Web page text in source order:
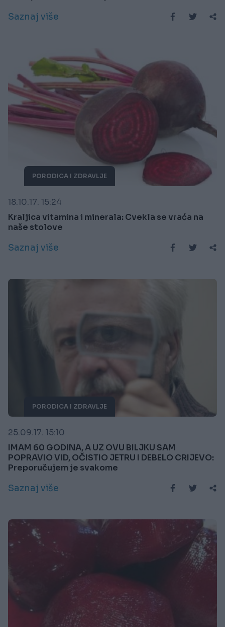
Saznaj više
PORODICA I ZDRAVLJE
18.10.17. 15:24
Kraljica vitamina i minerala: Cvekla se vraća na
naše stolove
Saznaj više
PORODICA I ZDRAVLJE
25.09.17. 15:10
IMAM 60 GODINA, A UZ OVU BILJKU SAM
POPRAVIO VID, OČISTIO JETRU I DEBELO CRIJEVO:
Preporučujem je svakome
Saznaj više